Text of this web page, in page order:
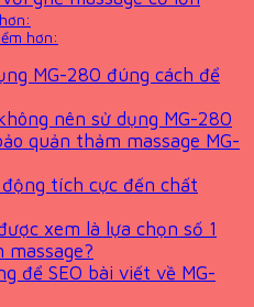
hơn:
MG-280 đúng cách để
nên sử dụng MG-280
quản thảm massage MG-
tích cực đến chất
xem là lựa chọn số 1
để SEO bài viết về MG-